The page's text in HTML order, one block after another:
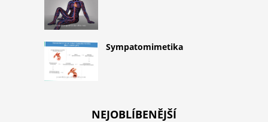
Sympatomimetika
NEJOBLÍBENĚJŠÍ